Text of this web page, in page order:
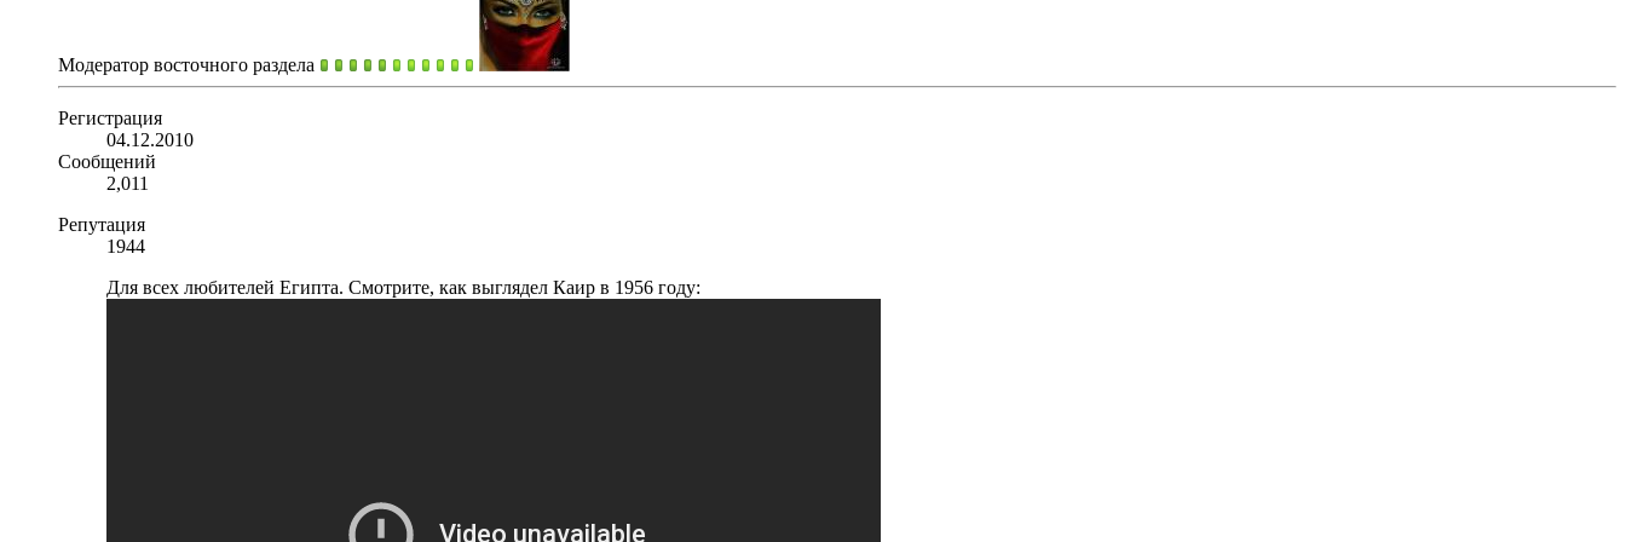
Модератор восточного раздела
Регистрация
04.12.2010
Сообщений
2,011
Репутация
1944
Для всех любителей Египта. Смотрите, как выглядел Каир в 1956 году: